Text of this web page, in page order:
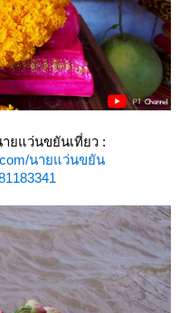
ยแว่นขยันเที่ยว :
นายแว่นขยัน